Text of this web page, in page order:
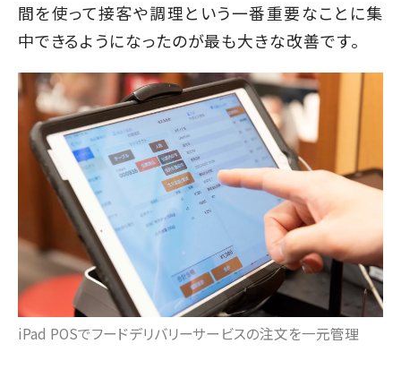
間を使って接客や調理という一番重要なことに集
中できるようになったのが最も大きな改善です。
iPad POSでフードデリバリーサービスの注文を一元管理